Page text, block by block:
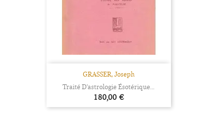
GRASSER, Joseph
Traité D'astrologie Ésotérique...
Prix
180,00 €